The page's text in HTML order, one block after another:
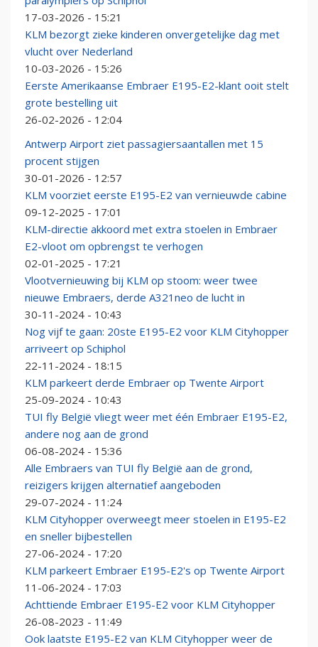
17-03-2026 - 15:21
KLM bezorgt zieke kinderen onvergetelijke dag met
vlucht over Nederland
10-03-2026 - 15:26
Eerste Amerikaanse Embraer E195-E2-klant ooit stelt
grote bestelling uit
26-02-2026 - 12:04
Antwerp Airport ziet passagiersaantallen met 15
procent stijgen
30-01-2026 - 12:57
KLM voorziet eerste E195-E2 van vernieuwde cabine
09-12-2025 - 17:01
KLM-directie akkoord met extra stoelen in Embraer
E2-vloot om opbrengst te verhogen
02-01-2025 - 17:21
Vlootvernieuwing bij KLM op stoom: weer twee
nieuwe Embraers, derde A321neo de lucht in
30-11-2024 - 10:43
Nog vijf te gaan: 20ste E195-E2 voor KLM Cityhopper
arriveert op Schiphol
22-11-2024 - 18:15
KLM parkeert derde Embraer op Twente Airport
25-09-2024 - 10:43
TUI fly België vliegt weer met één Embraer E195-E2,
andere nog aan de grond
06-08-2024 - 15:36
Alle Embraers van TUI fly België aan de grond,
reizigers krijgen alternatief aangeboden
29-07-2024 - 11:24
KLM Cityhopper overweegt meer stoelen in E195-E2
en sneller bijbestellen
27-06-2024 - 17:20
KLM parkeert Embraer E195-E2's op Twente Airport
11-06-2024 - 17:03
Achttiende Embraer E195-E2 voor KLM Cityhopper
26-08-2023 - 11:49
Ook laatste E195-E2 van KLM Cityhopper weer de